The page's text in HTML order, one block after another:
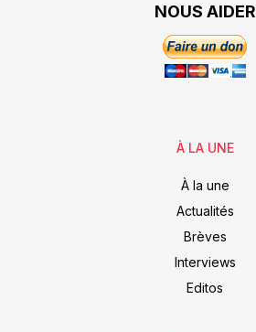
NOUS AIDER
À LA UNE
À la une
Actualités
Brèves
Interviews
Editos